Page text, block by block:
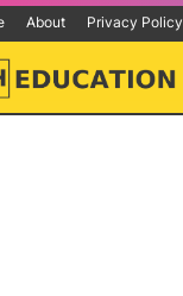
About Privacy Policy